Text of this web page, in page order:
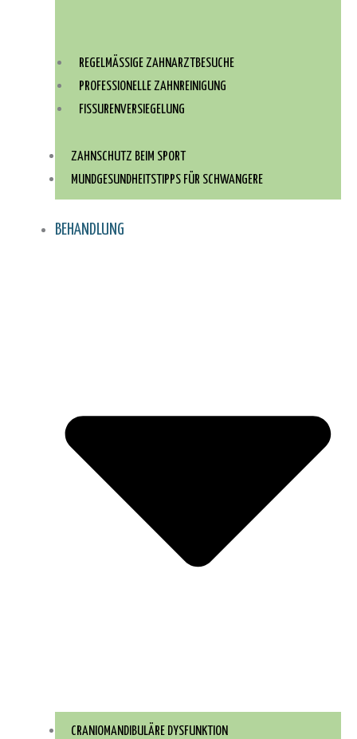
REGELMÄSSIGE ZAHNARZTBESUCHE
PROFESSIONELLE ZAHNREINIGUNG
FISSURENVERSIEGELUNG
ZAHNSCHUTZ BEIM SPORT
MUNDGESUNDHEITSTIPPS FÜR SCHWANGERE
BEHANDLUNG
CRANIOMANDIBULÄRE DYSFUNKTION